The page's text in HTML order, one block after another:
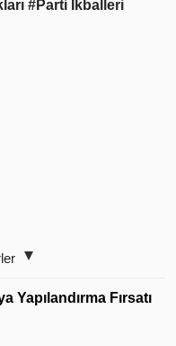
#Parti İkballeri
Yapılandırma Fırsatı